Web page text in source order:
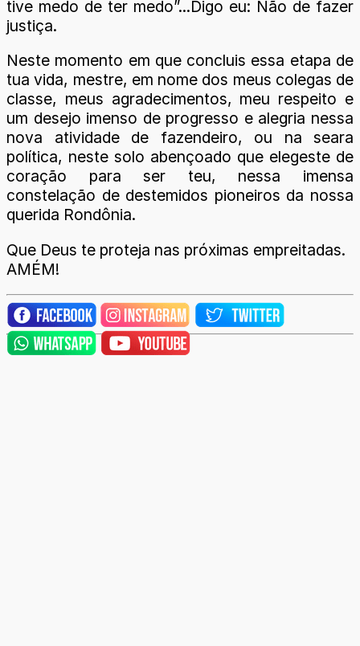
tive medo de ter medo”...Digo eu: Não de fazer
justiça.
Neste momento em que concluis essa etapa de
tua vida, mestre, em nome dos meus colegas de
classe, meus agradecimentos, meu respeito e
um desejo imenso de progresso e alegria nessa
nova atividade de fazendeiro, ou na seara
política, neste solo abençoado que elegeste de
coração para ser teu, nessa imensa
constelação de destemidos pioneiros da nossa
querida Rondônia.
Que Deus te proteja nas próximas empreitadas.
AMÉM!